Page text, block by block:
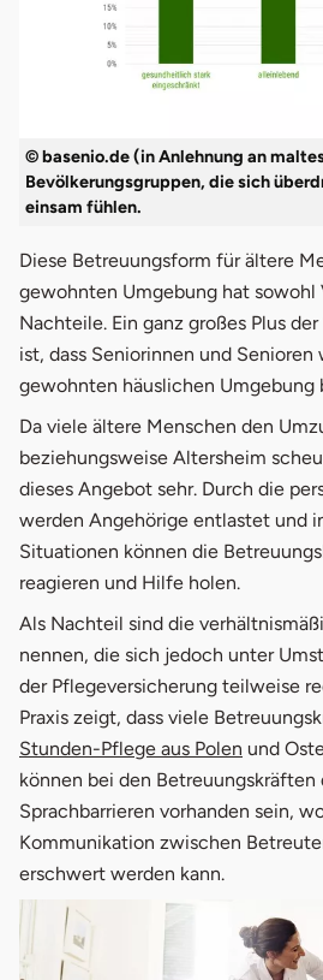
© basenio.de (in Anlehnung an
Bevölkerungsgruppen, die sich
einsam fühlen.
Diese Betreuungsform für ältere
gewohnten Umgebung hat sowohl
Nachteile. Ein ganz großes Plus
ist, dass Seniorinnen und
gewohnten häuslichen Umgebung
Da viele ältere Menschen den
beziehungsweise Altersheim
dieses Angebot sehr. Durch die
werden Angehörige entlastet und
Situationen können die
reagieren und Hilfe holen.
Als Nachteil sind die
nennen, die sich jedoch unter
der Pflegeversicherung teilweise
Praxis zeigt, dass viele
Stunden-Pflege aus Polen und
können bei den Betreuungskräften
Sprachbarrieren vorhanden sein,
Kommunikation zwischen
erschwert werden kann.